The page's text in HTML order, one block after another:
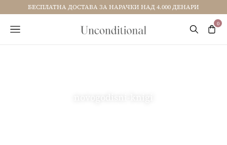
БЕСПЛАТНА ДОСТАВА ЗА НАРАЧКИ НАД 4.000 ДЕНАРИ